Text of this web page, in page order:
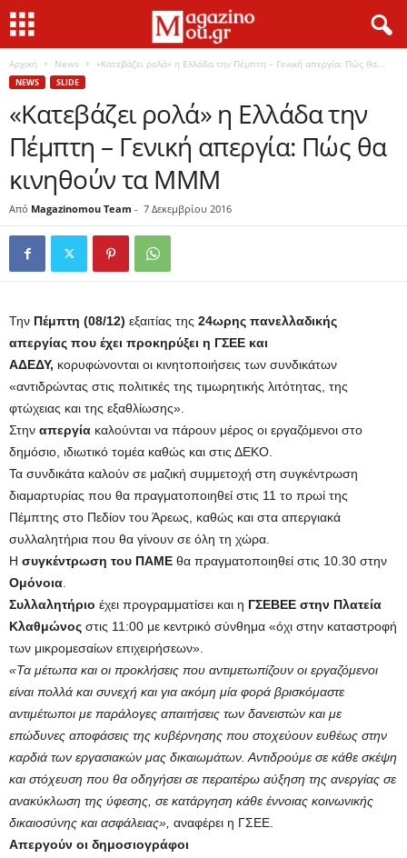
Αρχική News «Κατεβάζει ρολά» η Ελλάδα την Πέμπτη – Γενική απεργία: Πώς θα...
NEWS SLIDE
«Κατεβάζει ρολά» η Ελλάδα την
Πέμπτη – Γενική απεργία: Πώς θα
κινηθούν τα ΜΜΜ
Από Magazinomou Team - 7 Δεκεμβρίου 2016
Την Πέμπτη (08/12) εξαιτίας της 24ωρης πανελλαδικής
απεργίας που έχει προκηρύξει η ΓΣΕΕ και
ΑΔΕΔΥ, κορυφώνονται οι κινητοποιήσεις των συνδικάτων
«αντιδρώντας στις πολιτικές της τιμωρητικής λιτότητας, της
φτώχειας και της εξαθλίωσης».
Στην απεργία καλούνται να πάρουν μέρος οι εργαζόμενοι στο
δημόσιο, ιδιωτικό τομέα καθώς και στις ΔΕΚΟ.
Τα συνδικάτα καλούν σε μαζική συμμετοχή στη συγκέντρωση
διαμαρτυρίας που θα πραγματοποιηθεί στις 11 το πρωί της
Πέμπτης στο Πεδίον του Άρεως, καθώς και στα απεργιακά
συλλαλητήρια που θα γίνουν σε όλη τη χώρα.
Η συγκέντρωση του ΠΑΜΕ θα πραγματοποιηθεί στις 10.30 στην
Ομόνοια
Συλλαλητήριο έχει προγραμματίσει και η ΓΣΕΒΕΕ στην Πλατεία
Κλαθμώνος στις 11:00 με κεντρικό σύνθημα «όχι στην καταστροφή
των μικρομεσαίων επιχειρήσεων».
«Τα μέτωπα και οι προκλήσεις που αντιμετωπίζουν οι εργαζόμενοι
είναι πολλά και συνεχή και για ακόμη μία φορά βρισκόμαστε
αντιμέτωποι με παράλογες απαιτήσεις των δανειστών και με
επώδυνες αποφάσεις της κυβέρνησης που στοχεύουν ευθέως στην
καρδιά των εργασιακών μας δικαιωμάτων. Αντιδρούμε σε κάθε σκέψη
και στόχευση που θα οδηγήσει σε περαιτέρω αύξηση της ανεργίας σε
ανακύκλωση της ύφεσης, σε κατάργηση κάθε έννοιας κοινωνικής
δικαιοσύνης και ασφάλειας», αναφέρει η ΓΣΕΕ.
Απεργούν οι δημοσιογράφοι